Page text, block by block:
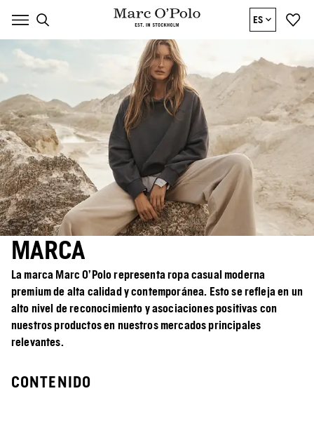
ES
MARCA
La marca Marc O'Polo representa ropa casual moderna
premium de alta calidad y contemporánea. Esto se refleja en un
alto nivel de reconocimiento y asociaciones positivas con
nuestros productos en nuestros mercados principales
relevantes.
CONTENIDO